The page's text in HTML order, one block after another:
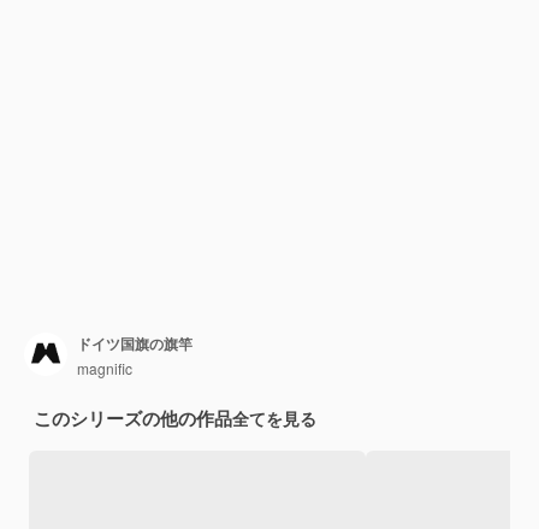
ドイツ国旗の旗竿
magnific
このシリーズの他の作品全てを見る